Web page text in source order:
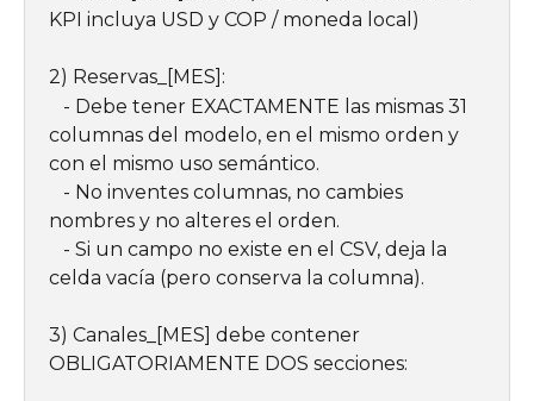
KPI incluya USD y COP / moneda local)
2) Reservas_[MES]:
columnas del modelo, en el mismo orden y
con el mismo uso semántico.
nombres y no alteres el orden.
celda vacía (pero conserva la columna).
3) Canales_[MES] debe contener
OBLIGATORIAMENTE DOS secciones: